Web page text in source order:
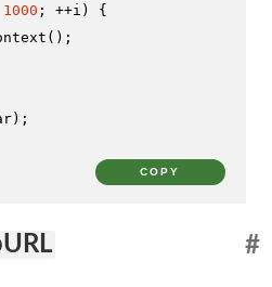
1000 ; ++i) {
();
COPY
#